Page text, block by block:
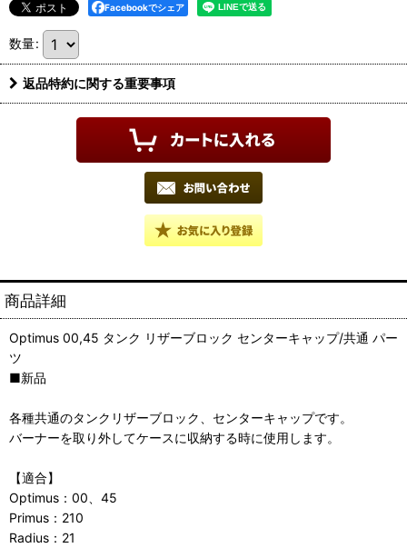
Facebookでシェア
数量:
返品特約に関する重要事項
商品詳細
Optimus 00,45 タンク リザーブロック センターキャップ/共通 パー
ツ
■新品
各種共通のタンクリザーブロック、センターキャップです。
バーナーを取り外してケースに収納する時に使用します。
【適合】
Optimus：00、45
Primus：210
Radius：21